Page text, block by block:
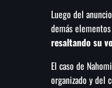
Luego del
demás
resaltando su
El caso de
organizado y del